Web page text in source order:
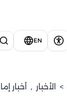
EN
> الأخبار , أخبار